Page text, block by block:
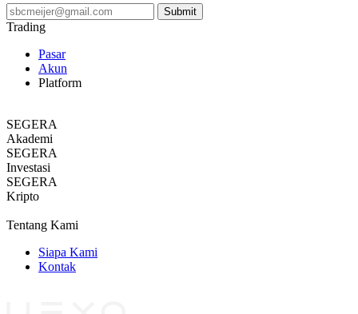
Trading
Pasar
Akun
Platform
SEGERA
Akademi
SEGERA
Investasi
SEGERA
Kripto
Tentang Kami
Siapa Kami
Kontak